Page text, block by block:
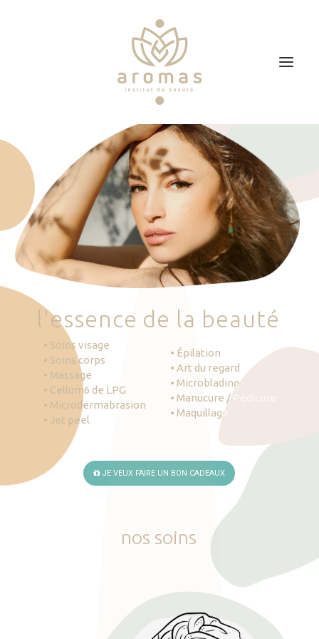
Soins
Je veux faire un bon cadeau
Plan d’accès
Prendre RDV
'essence de la beauté
• Soins visage
• Soins corps
• Massage
• Cellum6 de LPG
• Microdermabrasion
• Jet peel
• Épilation
• Art du regard
• Microblading
• Manucure / Pédicure
• Maquillage
JE VEUX FAIRE UN BON CADEAUX
nos soins